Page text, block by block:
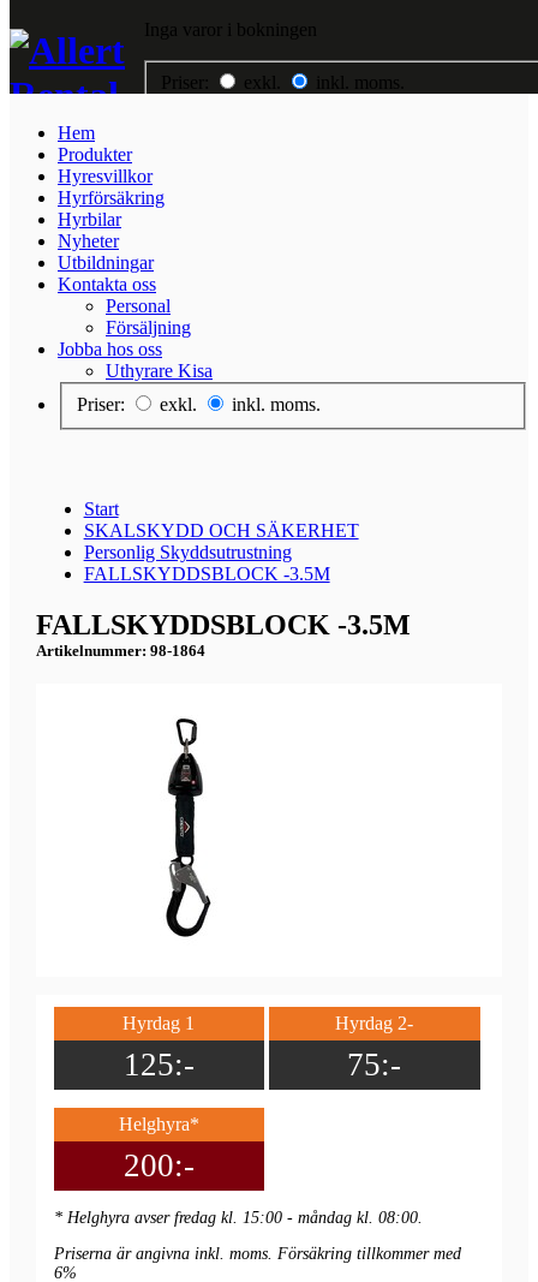
Hem
Produkter
Hyresvillkor
Hyrförsäkring
Hyrbilar
Nyheter
Utbildningar
Kontakta oss
Personal
Försäljning
Jobba hos oss
Uthyrare Kisa
Priser:
exkl. inkl. moms.
Inga varor i bokningen
Priser: exkl. inkl. moms.
Produkter
Hyresvillkor
Hyrförsäkring
Hyrbilar
Nyheter
Utbildningar
Kontakta oss
Jobba hos oss
Start
SKALSKYDD OCH SÄKERHET
Personlig Skyddsutrustning
FALLSKYDDSBLOCK -3.5M
FALLSKYDDSBLOCK -3.5M
Artikelnummer: 98-1864
Hyrdag 1
125:-
Hyrdag 2-
75:-
Helghyra*
200:-
* Helghyra avser fredag kl. 15:00 - måndag kl. 08:00.
Priserna är angivna inkl. moms. Försäkring tillkommer med
6%